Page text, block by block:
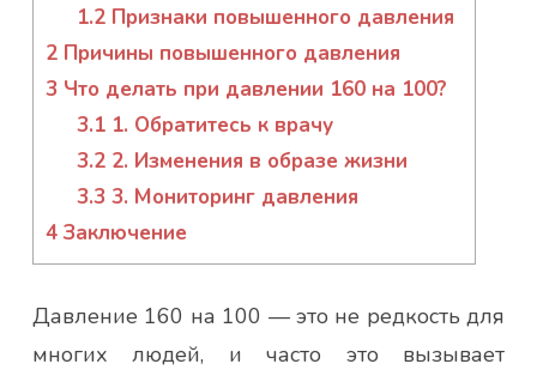
1.2Признаки повышенного давления
2 Причины повышенного давления
3 Что делать при давлении 160 на 100?
3.11. Обратитесь к врачу
3.22. Изменения в образе жизни
3.3 3. Мониторинг давления
4Заключение
Давление 160 на 100 — это не редкость для
многих людей, и часто это вызывает